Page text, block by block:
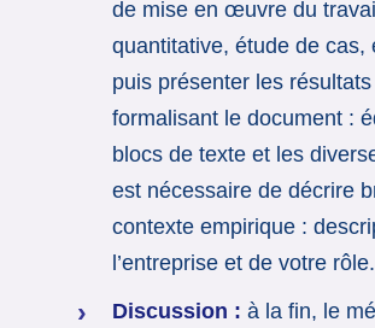
de mise en œuvre du
quantitative, étude de
puis présenter les
formalisant le document :
blocs de texte et les
est nécessaire de décrire
contexte empirique :
l’entreprise et de votre rôle.
Discussion : à la fin, le